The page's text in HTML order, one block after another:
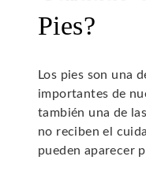
Pies?
Los pies son una
importantes de
también una de
no reciben el
pueden aparecer